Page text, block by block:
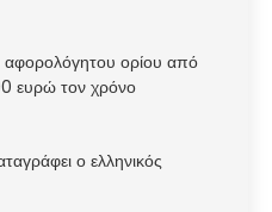
ορίου από
ευρώ τον χρόνο
ο ελληνικός